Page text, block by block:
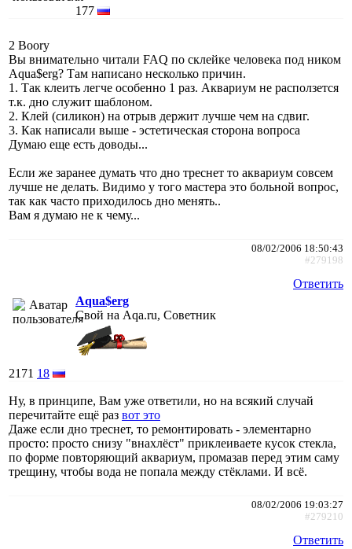
177
2 Boory
Вы внимательно читали FAQ по склейке человека под ником
Aqua$erg? Там написано несколько причин.
1. Так клеить легче особенно 1 раз. Аквариум не расползется
т.к. дно служит шаблоном.
2. Клей (силикон) на отрыв держит лучше чем на сдвиг.
3. Как написали выше - эстетическая сторона вопроса
Думаю еще есть доводы...
Если же заранее думать что дно треснет то аквариум совсем
лучше не делать. Видимо у того мастера это больной вопрос,
так как часто приходилось дно менять..
Вам я думаю не к чему...
08/02/2006 18:50:43
#279198
Ответить
Aqua$erg
Свой на Aqa.ru, Советник
2171 18
Ну, в принципе, Вам уже ответили, но на всякий случай
перечитайте ещё раз вот это
Даже если дно треснет, то ремонтировать - элементарно
просто: просто снизу "внахлёст" приклеиваете кусок стекла,
по форме повторяющий аквариум, промазав перед этим саму
трещину, чтобы вода не попала между стёклами. И всё.
08/02/2006 19:03:27
#279210
Ответить